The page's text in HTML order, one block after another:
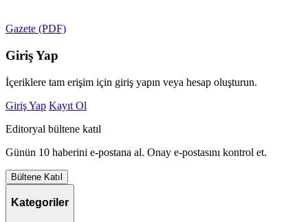
Gazete (PDF)
Giriş Yap
İçeriklere tam erişim için giriş yapın veya hesap oluşturun.
Giriş Yap Kayıt Ol
Editoryal bültene katıl
Günün 10 haberini e-postana al. Onay e-postasını kontrol et.
Bültene Katıl
Kategoriler